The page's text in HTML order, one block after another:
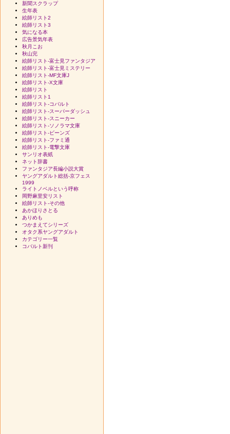
新聞スクラップ
生年表
絵師リスト2
絵師リスト3
気になる本
広告景気年表
秋月こお
秋山完
絵師リスト-富士見ファンタジア
絵師リスト-富士見ミステリー
絵師リスト-MF文庫J
絵師リスト-X文庫
絵師リスト
絵師リスト1
絵師リスト-コバルト
絵師リスト-スーパーダッシュ
絵師リスト-スニーカー
絵師リスト-ソノラマ文庫
絵師リスト-ビーンズ
絵師リスト-ファミ通
絵師リスト-電撃文庫
サンリオ表紙
ネット辞書
ファンタジア長編小説大賞
ヤングアダルト総括-京フェス
1999
ライトノベルという呼称
岡野麻里安リスト
絵師リスト-その他
あかほりさとる
ありめも
つかまえてシリーズ
オタク系ヤングアダルト
カテゴリー一覧
コバルト新刊